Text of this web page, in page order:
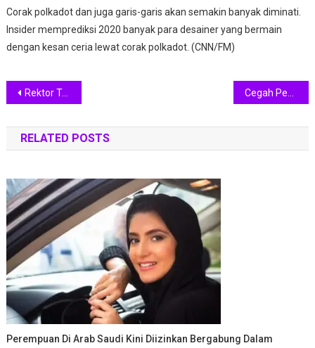
Corak polkadot dan juga garis-garis akan semakin banyak diminati.
Insider memprediksi 2020 banyak para desainer yang bermain
dengan kesan ceria lewat corak polkadot. (CNN/FM)
Navigasi
pos
Rektor Termuda, Risa Santoso Ajak Generasi Muda Berani Jadi Pemimpin Cegah Penculikan, Puan Maharani Imbau WNI Tak Melaut di Perairan Sabah
RELATED POSTS
Perempuan Di Arab Saudi Kini Diizinkan Bergabung Dalam